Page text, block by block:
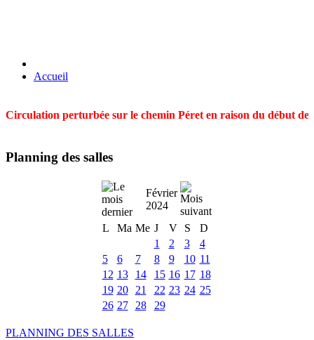
Accueil
Circulation perturbée sur le chemin Péret en raison du début
Planning des salles
Février
2024
L
Ma Me J V S
D
1
2 3
4
5
6 7 8 9 10 11
12 13 14 15 16 17 18
19 20 21 22 23 24 25
26 27 28 29
PLANNING DES SALLES